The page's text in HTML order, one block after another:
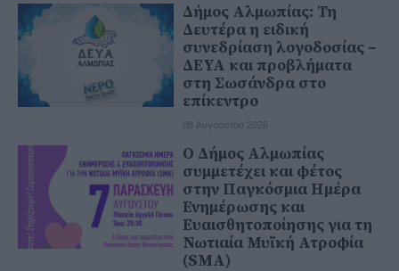
Δήμος Αλμωπίας: Τη
Δευτέρα η ειδική
συνεδρίαση λογοδοσίας –
ΔΕΥΑ και προβλήματα
στη Σωσάνδρα στο
επίκεντρο
08 Αυγούστου 2026
Ο Δήμος Αλμωπίας
συμμετέχει και φέτος
στην Παγκόσμια Ημέρα
Ενημέρωσης και
Ευαισθητοποίησης για τη
Νωτιαία Μυϊκή Ατροφία
(SMA)